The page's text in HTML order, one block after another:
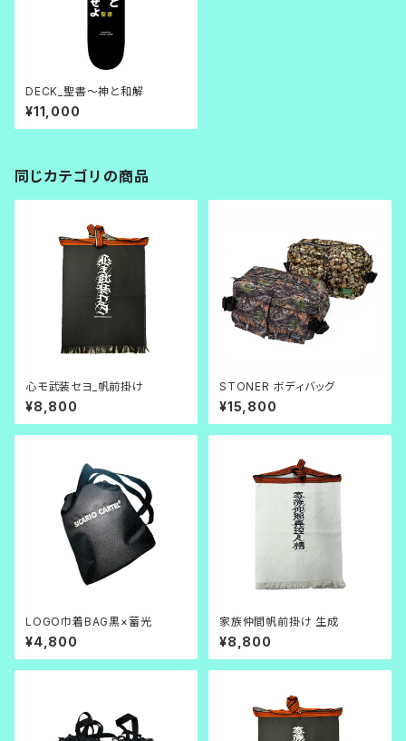
DECK_聖書～神と和解
¥11,000
同じカテゴリの商品
心モ武装セヨ_帆前掛け
¥8,800
STONER ボディバッグ
¥15,800
LOGO巾着BAG黒×蓄光
¥4,800
家族仲間帆前掛け 生成
¥8,800